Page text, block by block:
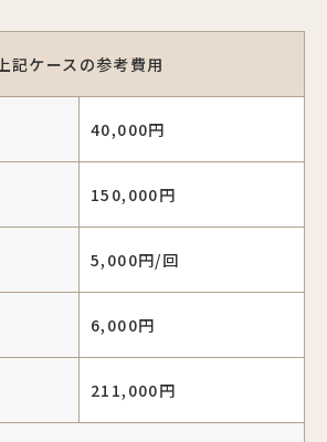
上記ケースの参考費用
40,000円
150,000円
5,000円/回
6,000円
211,000円